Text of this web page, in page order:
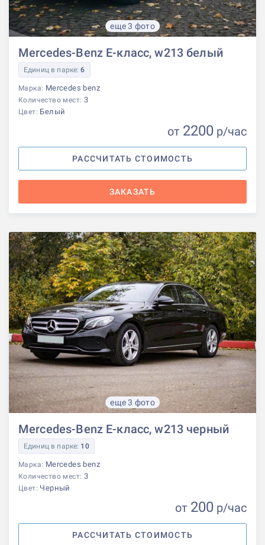
еще 3 фото
Mercedes-Benz E-класс, w213 белый
Единиц в парке:6
Марка: Mercedes benz
Количество мест: 3
Цвет: Белый
от 2200 р/час
РАССЧИТАТЬ СТОИМОСТЬ
ЗАКАЗАТЬ
еще 3 фото
Mercedes-Benz E-класс, w213 черный
Единиц в парке: 10
Марка: Mercedes benz
Количество мест: 3
Цвет: Черный
от 200 р/час
РАССЧИТАТЬ СТОИМОСТЬ